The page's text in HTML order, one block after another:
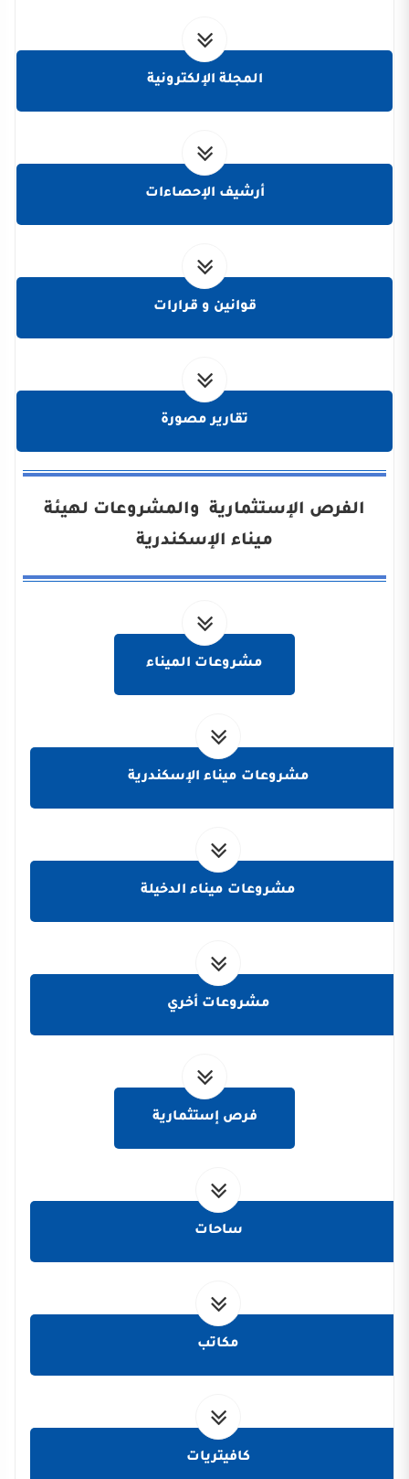
المجلة الإلكترونية
أرشيف الإحصاءات
قوانين و قرارات
تقارير مصورة
الفرص الإستثمارية والمشروعات لهيئة
ميناء الإسكندرية
مشروعات الميناء
مشروعات ميناء الإسكندرية
مشروعات ميناء الدخيلة
مشروعات أخري
فرص إستثمارية
ساحات
مكاتب
كافيتريات